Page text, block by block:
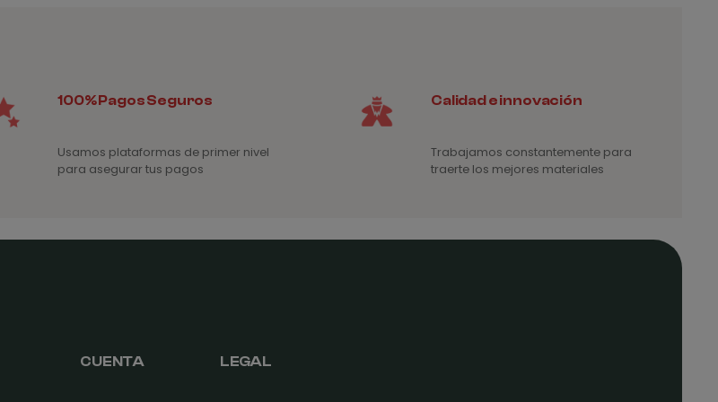
100% Pagos Seguros
Usamos plataformas de primer nivel
para asegurar tus pagos
Calidad e innovación
Trabajamos constantemente para
traerte los mejores materiales
CUENTA LEGAL